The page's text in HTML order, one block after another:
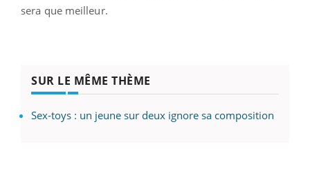
sera que meilleur.
SUR LE MÊME THÈME
Sex-toys : un jeune sur deux ignore sa composition